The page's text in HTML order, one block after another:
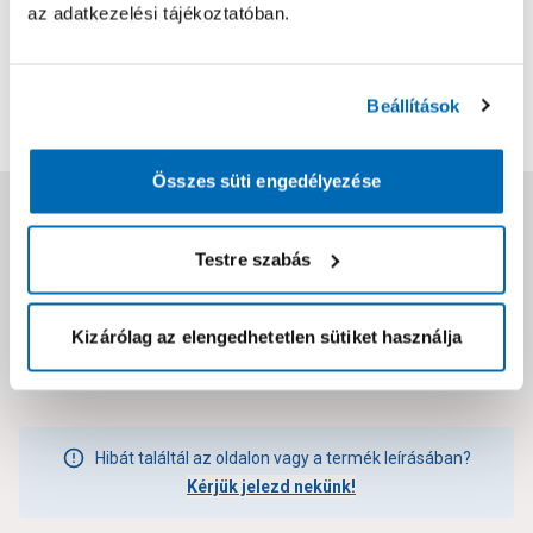
az adatkezelési tájékoztatóban.
Beállítások
Összes süti engedélyezése
Testre szabás
Kizárólag az elengedhetetlen sütiket használja
0
Jótállás, szavatosság
Csomagolási és súly információk
Dokumentumok, felelős személy
Hibát találtál az oldalon vagy a termék leírásában?
Kérjük jelezd nekünk!